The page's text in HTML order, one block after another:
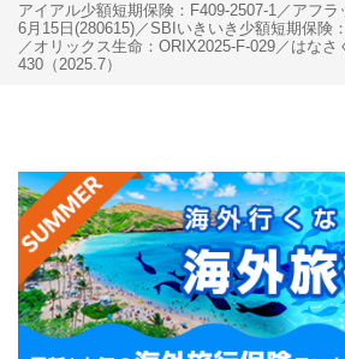
アイアル少額短期保険：F409-2507-1
アフラ
6月15日(280615)
SBIいきいき少額短期保険
オリックス生命：ORIX2025-F-029
はなさ
430（2025.7）